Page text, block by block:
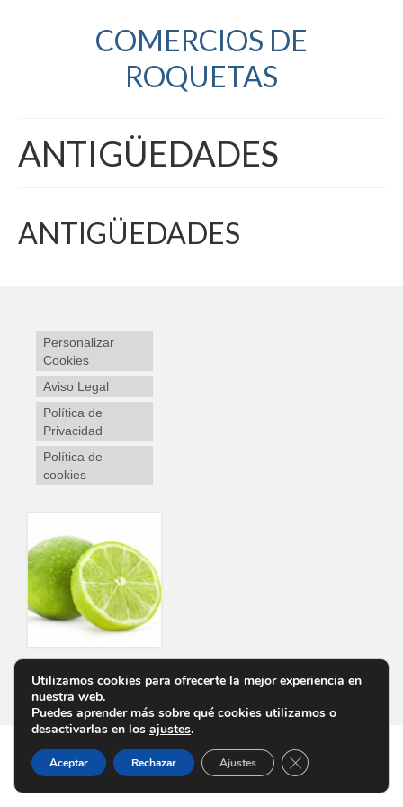
COMERCIOS DE
ROQUETAS
ANTIGÜEDADES
ANTIGÜEDADES
Personalizar
Cookies
Aviso Legal
Política de
Privacidad
Política de
cookies
Personalizar Cookies Aviso Legal Política de Privacidad Política de cookies
Utilizamos cookies para ofrecerte la mejor experiencia en
nuestra web.
Puedes aprender más sobre qué cookies utilizamos o
desactivarlas en los ajustes.
Aceptar Rechazar Ajustes Cerrar el banner